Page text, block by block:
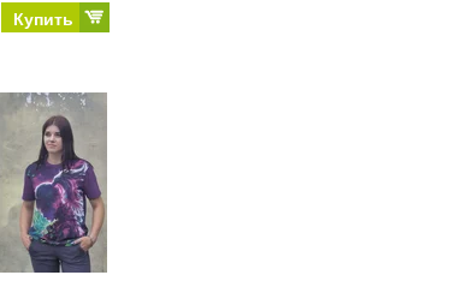
Купить